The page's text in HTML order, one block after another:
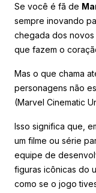
Se você é fã de
sempre inovando
chegada dos novos
que fazem o
Mas o que chama
personagens não
(Marvel Cinematic
Isso significa que,
um filme ou série
equipe de
figuras icônicas do
como se o jogo